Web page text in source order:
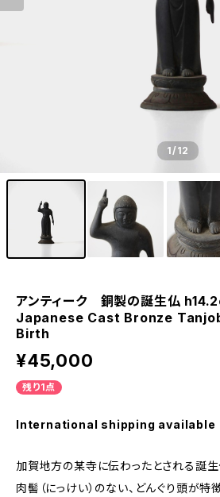
1/12
アンティーク 銅製の誕生仏
Japanese Cast Bronze
Birth
¥45,000
残り1点
International shipping available
加賀地方の某寺に伝わったとされる誕生
肉髻（にっけい）のない、どんぐり頭が特